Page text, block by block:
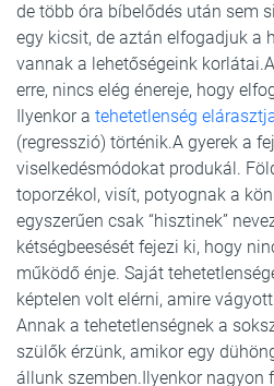
de több óra bíbelődés után sem
egy kicsit, de aztán elfogadjuk a
vannak a lehetőségeink
erre, nincs elég énereje, hogy
Ilyenkor a tehetetlenség
(regresszió) történik.A gyerek a
viselkedésmódokat produkál.
toporzékol, visít, potyognak a
egyszerűen csak “hisztinek”
kétségbeesését fejezi ki, hogy
működő énje. Saját
képtelen volt elérni, amire
Annak a tehetetlenségnek a
szülők érzünk, amikor egy
állunk szemben.Ilyenkor nagyon